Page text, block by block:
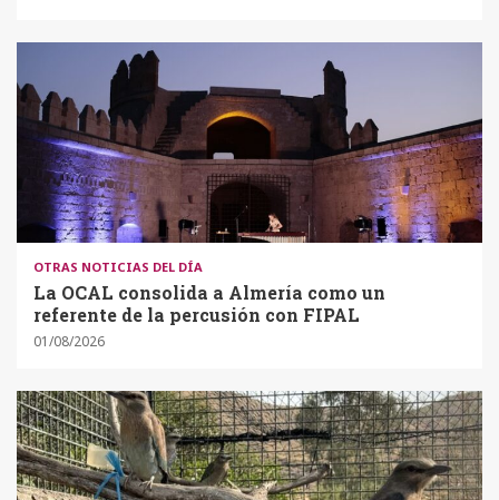
OTRAS NOTICIAS DEL DÍA
La OCAL consolida a Almería como un
referente de la percusión con FIPAL
01/08/2026